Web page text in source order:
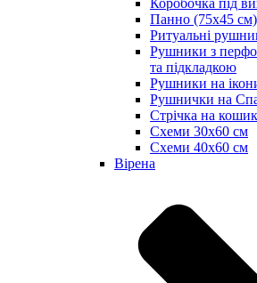
Коробочка під
Панно (75х45 см)
Ритуальні
Рушники з
та підкладкою
Рушники на
Рушнички на
Стрічка на кошик
Схеми 30х60 см
Схеми 40х60 см
Вірена